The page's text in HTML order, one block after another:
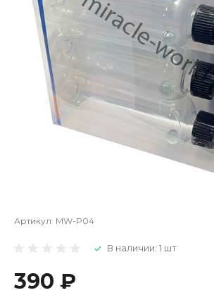
Артикул: MW-P04
В наличии: 1 шт
390 ₽